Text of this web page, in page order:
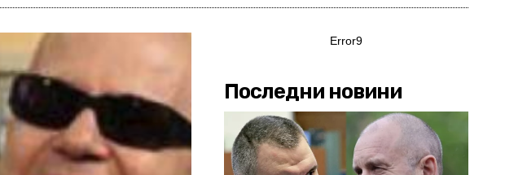
Error9
Последни новини